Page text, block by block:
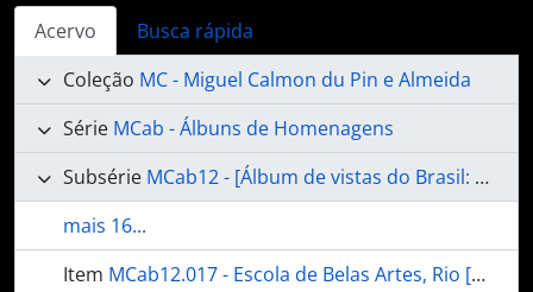
Acervo
Busca rápida
Coleção MC - Miguel Calmon du Pin e Almeida
Série MCab - Álbuns de Homenagens
Subsérie MCab12 - [Álbum de vistas do Brasil: aspectos urbanos e rurais]
mais 16...
Item MCab12.017 - Escola de Belas Artes, Rio [Museu Nacional de Belas Artes]